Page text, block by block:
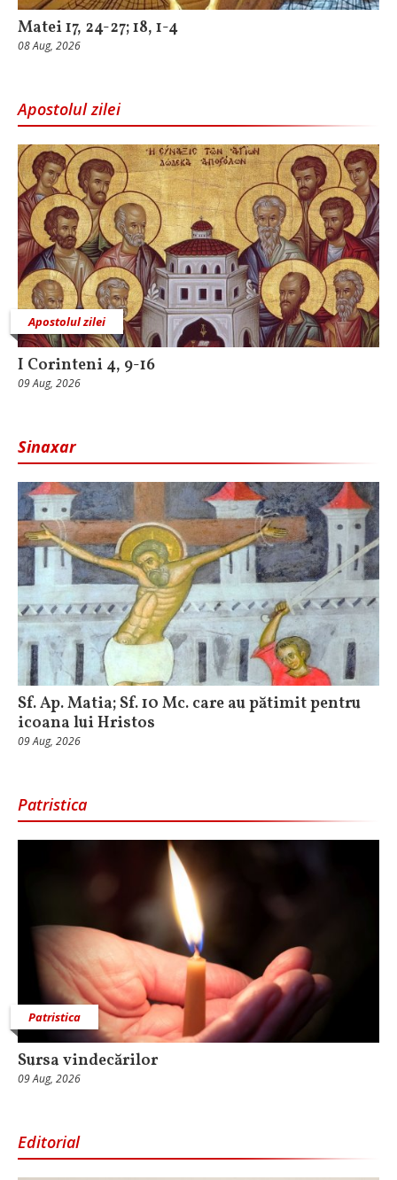
Matei 17, 24-27; 18, 1-4
08 Aug, 2026
Apostolul zilei
Apostolul zilei
I Corinteni 4, 9-16
09 Aug, 2026
Sinaxar
Sf. Ap. Matia; Sf. 10 Mc. care au pătimit pentru
icoana lui Hristos
09 Aug, 2026
Patristica
Patristica
Sursa vindecărilor
09 Aug, 2026
Editorial